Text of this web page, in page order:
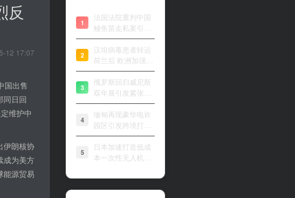
反
12 17:07
国出售
同日回
维护中
伊朗核协
成为美方
能源贸易
1
法国法院重判中国
鳗鱼苗走私案引关
注
2
汉坦病毒患者转运
荷兰后 欧洲加强风
险评估
3
俄罗斯回归威尼斯
双年展引发紧张开
幕
4
缅甸再现豪华电诈
园区引发跨境打击
关注
5
日本加速打造低成
本一次性无人机战